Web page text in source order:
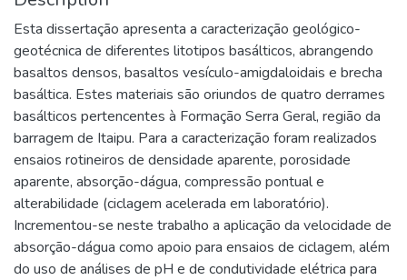
Esta dissertação apresenta a caracterização geológico-
geotécnica de diferentes litotipos basálticos, abrangendo
basaltos densos, basaltos vesículo-amigdaloidais e brecha
basáltica. Estes materiais são oriundos de quatro derrames
basálticos pertencentes à Formação Serra Geral, região da
barragem de Itaipu. Para a caracterização foram realizados
ensaios rotineiros de densidade aparente, porosidade
aparente, absorção-dágua, compressão pontual e
alterabilidade (ciclagem acelerada em laboratório).
Incrementou-se neste trabalho a aplicação da velocidade de
absorção-dágua como apoio para ensaios de ciclagem, além
do uso de análises de pH e de condutividade elétrica para